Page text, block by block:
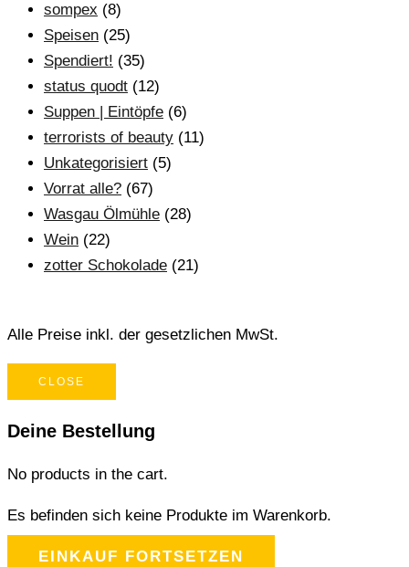
sompex (8)
Speisen (25)
Spendiert! (35)
status quodt (12)
Suppen | Eintöpfe (6)
terrorists of beauty (11)
Unkategorisiert (5)
Vorrat alle? (67)
Wasgau Ölmühle (28)
Wein (22)
zotter Schokolade (21)
Alle Preise inkl. der gesetzlichen MwSt.
CLOSE
Deine Bestellung
No products in the cart.
Es befinden sich keine Produkte im Warenkorb.
EINKAUF FORTSETZEN